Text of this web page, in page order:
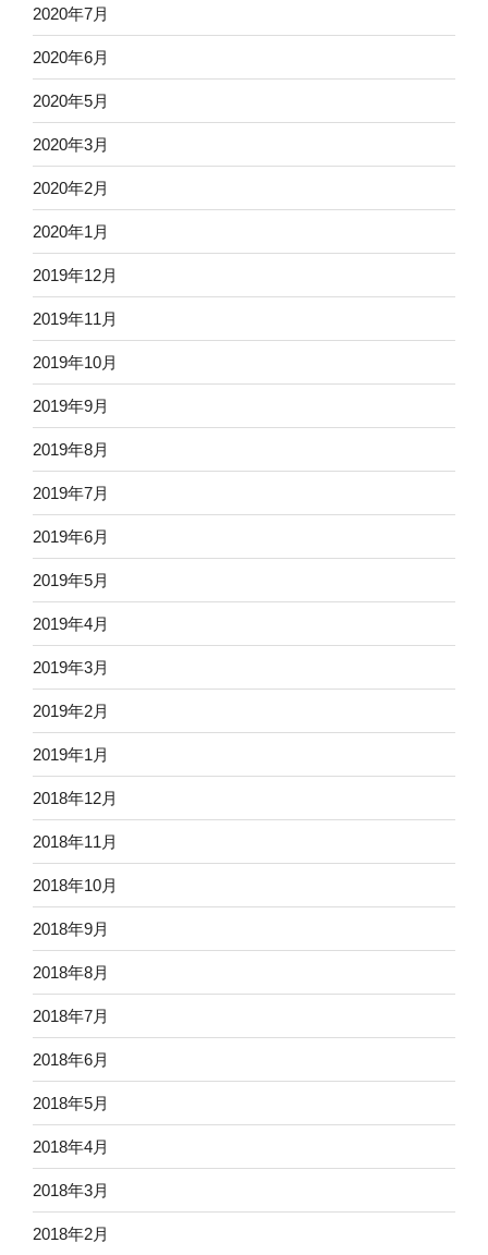
2020年7月
2020年6月
2020年5月
2020年3月
2020年2月
2020年1月
2019年12月
2019年11月
2019年10月
2019年9月
2019年8月
2019年7月
2019年6月
2019年5月
2019年4月
2019年3月
2019年2月
2019年1月
2018年12月
2018年11月
2018年10月
2018年9月
2018年8月
2018年7月
2018年6月
2018年5月
2018年4月
2018年3月
2018年2月